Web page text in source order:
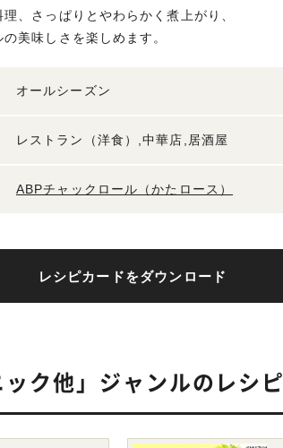
、さっぱりとやわらかく煮上がり、
美味しさを楽しめます。
オールシーズン
レストラン（洋食）,中華店,居酒屋
ABPチャックロール（かたロース）
レシピカードをダウンロード
ク他」ジャンルのレシピ